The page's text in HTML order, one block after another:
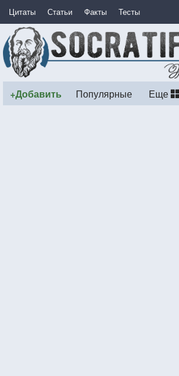
Цитаты Статьи Факты Тесты
+Добавить Популярные Еще